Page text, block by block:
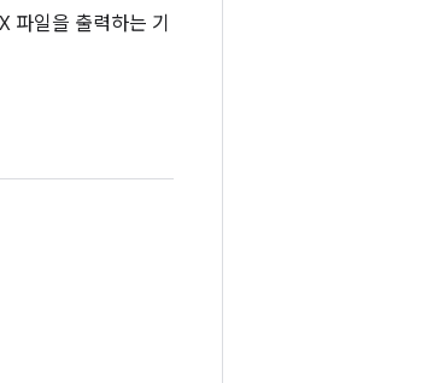
파일을 출력하는 기